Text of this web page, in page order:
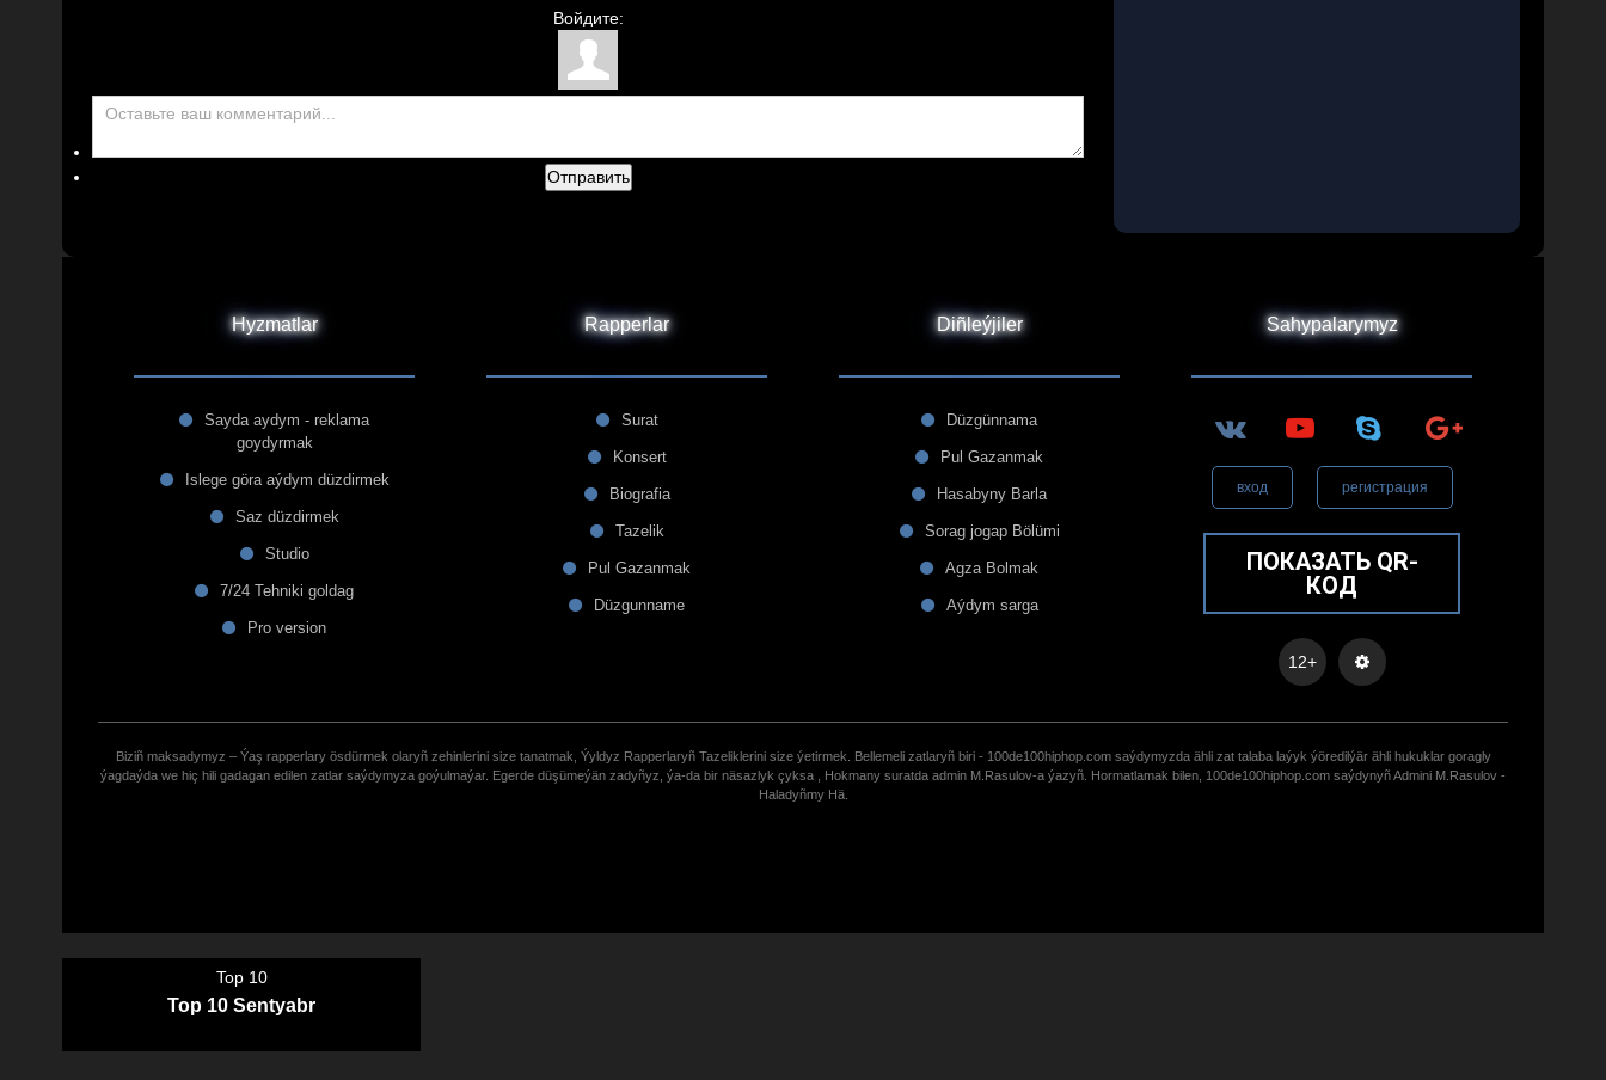
Войдите:
Отправить
Hyzmatlar
Sayda aydym - reklama
goydyrmak
Islege göra aýdym düzdirmek
Saz düzdirmek
Studio
7/24 Tehniki goldag
Pro version
Rapperlar
Surat
Konsert
Biografia
Tazelik
Pul Gazanmak
Düzgunname
Diñleýjiler
Düzgünnama
Pul Gazanmak
Hasabyny Barla
Sorag jogap Bölümi
Agza Bolmak
Aýdym sarga
Sahypalarymyz
вход регистрация
ПОКАЗАТЬ QR-
КОД
12+
Biziñ maksadymyz – Ýaş rapperlary ösdürmek olaryñ zehinlerini size tanatmak, Ýyldyz Rapperlaryñ Tazeliklerini size ýetirmek. Bellemeli zatlaryñ biri - 100de100hiphop.com saýdymyzda ähli zat talaba laýyk ýöredilýär ähli hukuklar goragly
ýagdaýda we hiç hili gadagan edilen zatlar saýdymyza goýulmaýar. Egerde düşümeýän zadyñyz, ýa-da bir näsazlyk çyksa , Hokmany suratda admin M.Rasulov-a ýazyñ. Hormatlamak bilen, 100de100hiphop.com saýdynyñ Admini M.Rasulov -
Haladyñmy Hä.
Top 10
Top 10 Sentyabr